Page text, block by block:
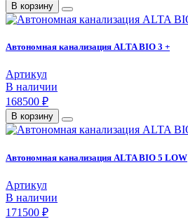
В корзину
Автономная канализация ALTA BIO 3 +
Артикул
В наличии
168500 ₽
В корзину
Автономная канализация ALTA BIO 5 LOW
Артикул
В наличии
171500 ₽